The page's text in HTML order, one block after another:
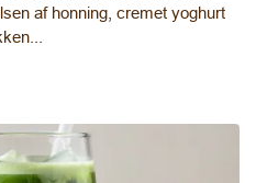
af honning, cremet yoghurt